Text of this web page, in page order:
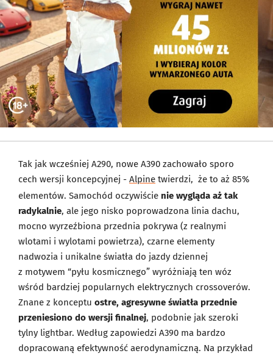
Tak jak wcześniej A290, nowe A390 zachowało sporo
cech wersji koncepcyjnej - Alpine twierdzi, że to aż 85%
elementów. Samochód oczywiście nie wygląda aż tak
radykalnie, ale jego nisko poprowadzona linia dachu,
mocno wyrzeźbiona przednia pokrywa (z realnymi
wlotami i wylotami powietrza), czarne elementy
nadwozia i unikalne światła do jazdy dziennej
z motywem “pyłu kosmicznego” wyróżniają ten wóz
wśród bardziej popularnych elektrycznych crossoverów.
Znane z konceptu ostre, agresywne światła przednie
przeniesiono do wersji finalnej, podobnie jak szeroki
tylny lightbar. Według zapowiedzi A390 ma bardzo
dopracowaną efektywność aerodynamiczną. Na przykład